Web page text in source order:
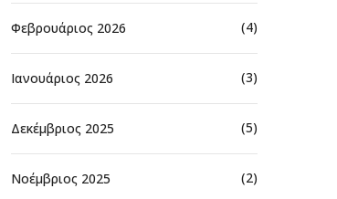
Φεβρουάριος 2026 (4)
Ιανουάριος 2026 (3)
Δεκέμβριος 2025 (5)
Νοέμβριος 2025 (2)